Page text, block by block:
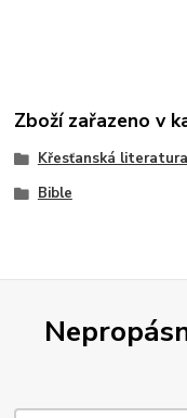
Zboží zařazeno v
Křesťanská literatura
Bible